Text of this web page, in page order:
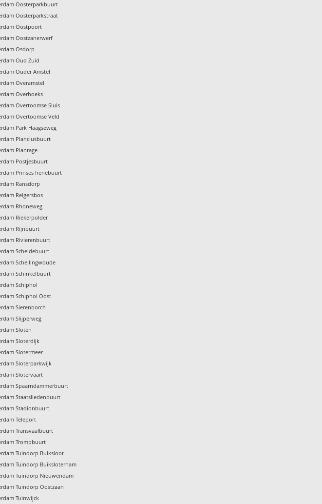
Oosterparkbuurt
Oosterparkstraat
Oostpoort
Oostzanerwerf
Osdorp
Oud Zuid
Ouder Amstel
Overamstel
Overhoeks
Overtoomse Sluis
Overtoomse Veld
Park Haagseweg
Planciusbuurt
Plantage
Postjesbuurt
Prinses Irenebuurt
Ransdorp
Reigersbos
Rhoneweg
Riekerpolder
Rijnbuurt
Rivierenbuurt
Scheldebuurt
Schellingwoude
Schinkelbuurt
Schiphol
Schiphol Oost
Sierenborch
Slijperweg
Sloten
Sloterdijk
Slotermeer
Sloterparkwijk
Slotervaart
Spaarndammerbuurt
Staatsliedenbuurt
Stadionbuurt
Teleport
Transvaalbuurt
Trompbuurt
Tuindorp Buiksloot
Tuindorp Buiksloterham
Tuindorp Nieuwendam
Tuindorp Oostzaan
Tuinwijck